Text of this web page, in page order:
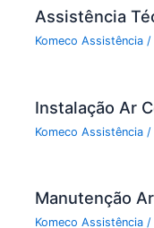
Assistência
Komeco Assistência /
Instalação Ar
Komeco Assistência /
Manutenção
Komeco Assistência /